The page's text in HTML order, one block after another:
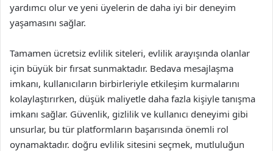
yardımcı olur ve yeni üyelerin de daha iyi bir deneyim
yaşamasını sağlar.
Tamamen ücretsiz evlilik siteleri, evlilik arayışında olanlar
için büyük bir fırsat sunmaktadır. Bedava mesajlaşma
imkanı, kullanıcıların birbirleriyle etkileşim kurmalarını
kolaylaştırırken, düşük maliyetle daha fazla kişiyle tanışma
imkanı sağlar. Güvenlik, gizlilik ve kullanıcı deneyimi gibi
unsurlar, bu tür platformların başarısında önemli rol
oynamaktadır. doğru evlilik sitesini seçmek, mutluluğun